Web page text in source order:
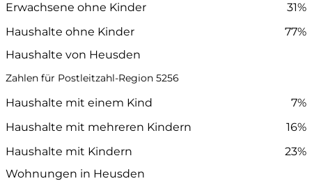
Erwachsene ohne Kinder
31%
Haushalte ohne Kinder
77%
Haushalte von Heusden
Zahlen für Postleitzahl-Region 5256
Haushalte mit einem Kind
7%
Haushalte mit mehreren Kindern
16%
Haushalte mit Kindern
23%
Wohnungen in Heusden